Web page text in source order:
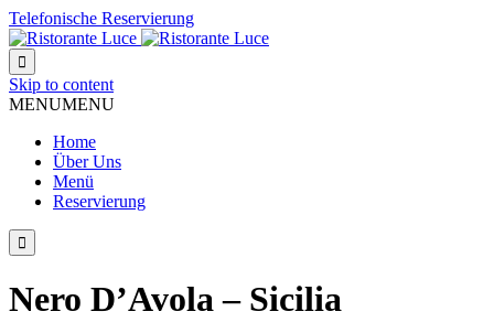
Telefonische Reservierung

Skip to content
MENUMENU
Home
Über Uns
Menü
Reservierung

Nero D’Avola – Sicilia